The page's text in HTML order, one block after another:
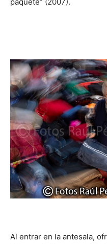
Al entrar en la antesala,